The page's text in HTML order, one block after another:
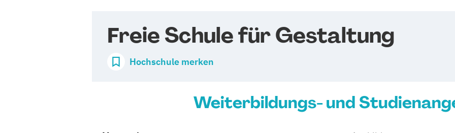
Freie Schule für Gestaltung
Hochschule merken
Weiterbildungs- und